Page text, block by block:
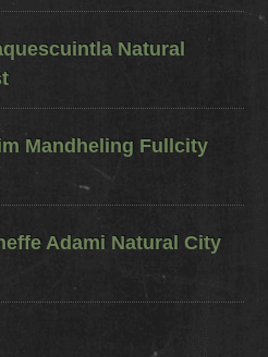
Natural
Mandheling Fullcity
Adami Natural City